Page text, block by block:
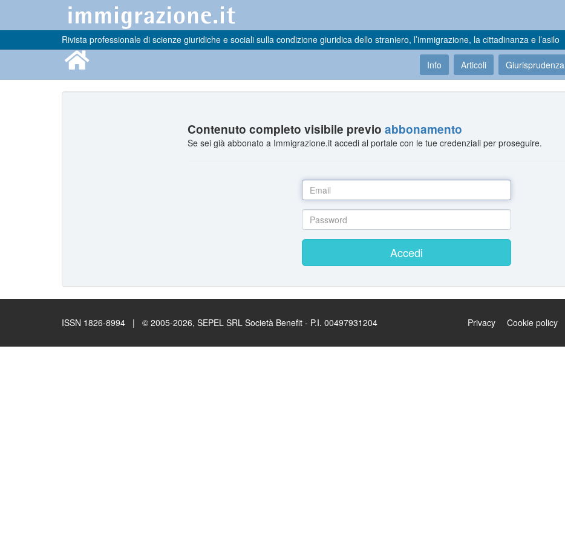
Rivista professionale di scienze giuridiche e sociali sulla condizione giuridica dello straniero, l’immigrazione, la cittadinanza e l’asilo
Info Articoli Giurisprudenza
Contenuto completo visibile previoabbonamento
Se sei già abbonato a Immigrazione.it accedi al portale con le tue credenziali per proseguire.
Accedi
ISSN 1826-8994 | © 2005-2026, SEPEL SRL Società Benefit - P.I. 00497931204 Privacy Cookie policy